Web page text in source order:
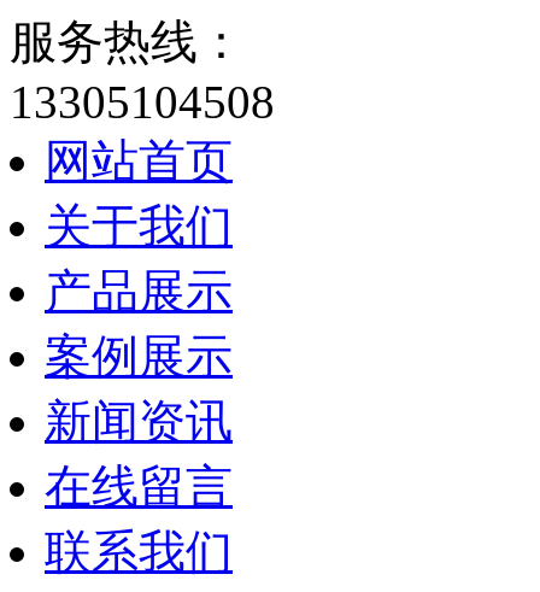
服务热线：
13305104508
网站首页
关于我们
产品展示
案例展示
新闻资讯
在线留言
联系我们